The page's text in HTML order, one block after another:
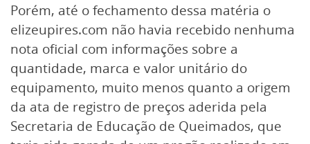
Porém, até o fechamento dessa matéria o
elizeupires.com não havia recebido nenhuma
nota oficial com informações sobre a
quantidade, marca e valor unitário do
equipamento, muito menos quanto a origem
da ata de registro de preços aderida pela
Secretaria de Educação de Queimados, que